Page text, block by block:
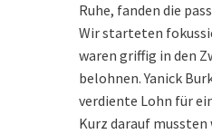
Ruhe, fanden die
Wir starteten
waren griffig in den
belohnen. Yanick
verdiente Lohn für
Kurz darauf